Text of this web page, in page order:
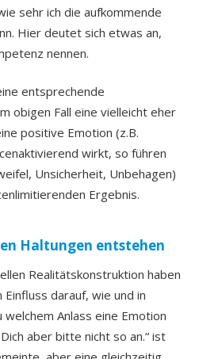
sehr ich die aufkommende
Hier deutet sich etwas an,
nennen.
entsprechende
obigen Fall eine vielleicht eher
positive Emotion (z.B.
wirkt, so führen
Unsicherheit, Unbehagen)
Ergebnis.
Haltungen entstehen
Realitätskonstruktion haben
Einfluss darauf, wie und in
Anlass eine Emotion
aber bitte nicht so an.“ ist